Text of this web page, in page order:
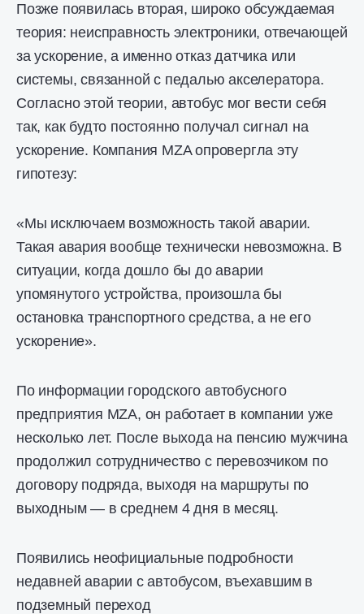
Позже появилась вторая, широко обсуждаемая
теория: неисправность электроники, отвечающей
за ускорение, а именно отказ датчика или
системы, связанной с педалью акселератора.
Согласно этой теории, автобус мог вести себя
так, как будто постоянно получал сигнал на
ускорение. Компания MZA опровергла эту
гипотезу:
«Мы исключаем возможность такой аварии.
Такая авария вообще технически невозможна. В
ситуации, когда дошло бы до аварии
упомянутого устройства, произошла бы
остановка транспортного средства, а не его
ускорение».
По информации городского автобусного
предприятия MZA, он работает в компании уже
несколько лет. После выхода на пенсию мужчина
продолжил сотрудничество с перевозчиком по
договору подряда, выходя на маршруты по
выходным — в среднем 4 дня в месяц.
Появились неофициальные подробности
недавней аварии с автобусом, въехавшим в
подземный переход